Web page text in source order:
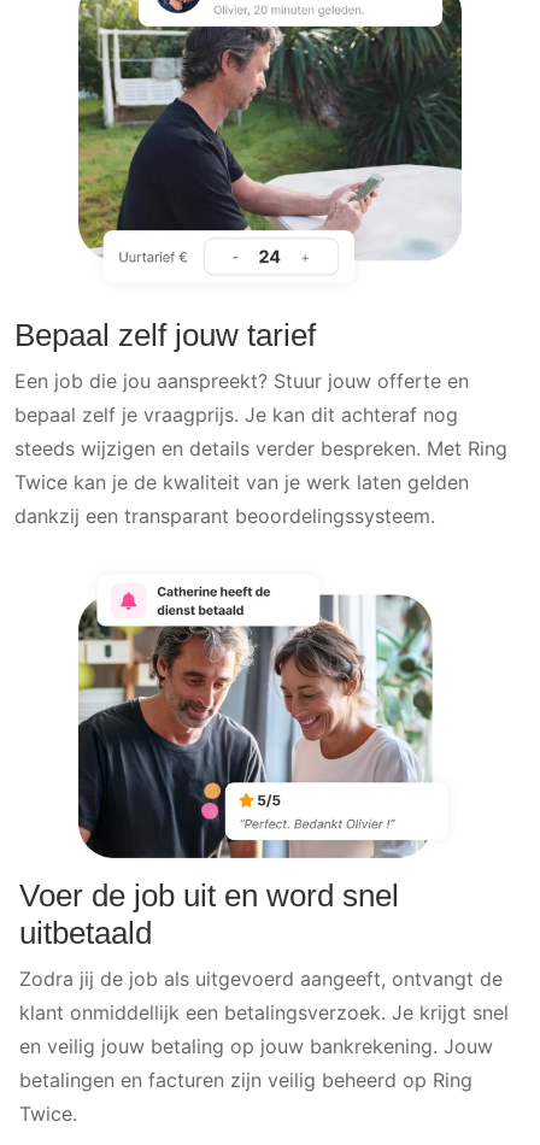
Bepaal zelf jouw tarief
Een job die jou aanspreekt? Stuur jouw offerte en
bepaal zelf je vraagprijs. Je kan dit achteraf nog
steeds wijzigen en details verder bespreken. Met Ring
Twice kan je de kwaliteit van je werk laten gelden
dankzij een transparant beoordelingssysteem.
Voer de job uit en word snel
uitbetaald
Zodra jij de job als uitgevoerd aangeeft, ontvangt de
klant onmiddellijk een betalingsverzoek. Je krijgt snel
en veilig jouw betaling op jouw bankrekening. Jouw
betalingen en facturen zijn veilig beheerd op Ring
Twice.